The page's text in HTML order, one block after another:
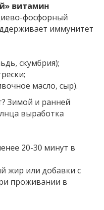
витамин
фосфорный
иммунитет
скумбрия);
масло, сыр).
Зимой и ранней
выработка
20-30 минут в
жир или добавки с
проживании в